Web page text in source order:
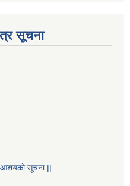
सूचना
आशयको सूचना ||